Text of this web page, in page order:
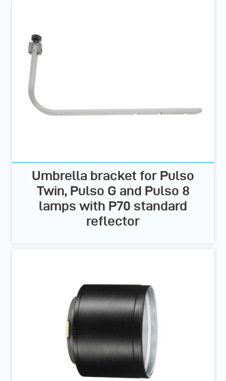
Umbrella bracket for Pulso
Twin, Pulso G and Pulso 8
lamps with P70 standard
reflector